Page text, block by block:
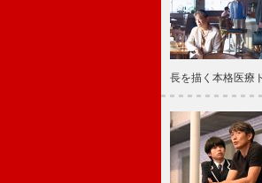
長を描く本格医療